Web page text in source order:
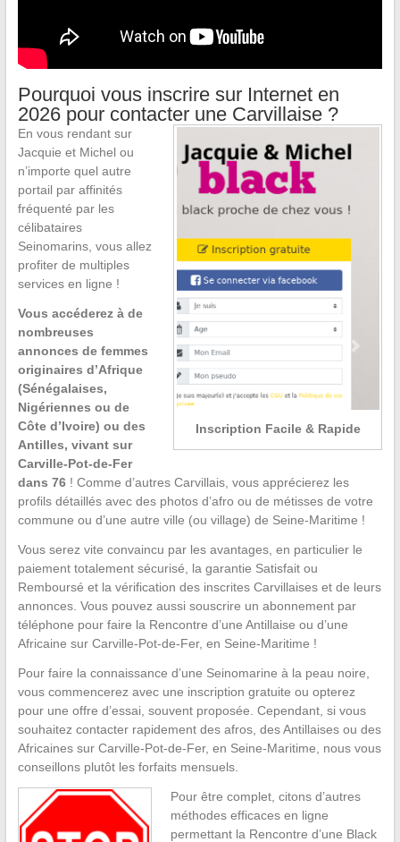
Pourquoi vous inscrire sur Internet en
2026 pour contacter une Carvillaise ?
Inscription Facile & Rapide
En vous rendant sur
Jacquie et Michel ou
n’importe quel autre
portail par affinités
fréquenté par les
célibataires
Seinomarins, vous allez
profiter de multiples
services en ligne !
Vous accéderez à de
nombreuses
annonces de femmes
originaires d’Afrique
(Sénégalaises,
Nigériennes ou de
Côte d’Ivoire) ou des
Antilles, vivant sur
Carville-Pot-de-Fer
dans 76! Comme d’autres Carvillais, vous apprécierez les
profils détaillés avec des photos d’afro ou de métisses de votre
commune ou d’une autre ville (ou village) de Seine-Maritime !
Vous serez vite convaincu par les avantages, en particulier le
paiement totalement sécurisé, la garantie Satisfait ou
Remboursé et la vérification des inscrites Carvillaises et de leurs
annonces. Vous pouvez aussi souscrire un abonnement par
téléphone pour faire la Rencontre d’une Antillaise ou d’une
Africaine sur Carville-Pot-de-Fer, en Seine-Maritime !
Pour faire la connaissance d’une Seinomarine à la peau noire,
vous commencerez avec une inscription gratuite ou opterez
pour une offre d’essai, souvent proposée. Cependant, si vous
souhaitez contacter rapidement des afros, des Antillaises ou des
Africaines sur Carville-Pot-de-Fer, en Seine-Maritime, nous vous
conseillons plutôt les forfaits mensuels.
Pour être complet, citons d’autres
méthodes efficaces en ligne
permettant la Rencontre d’une Black